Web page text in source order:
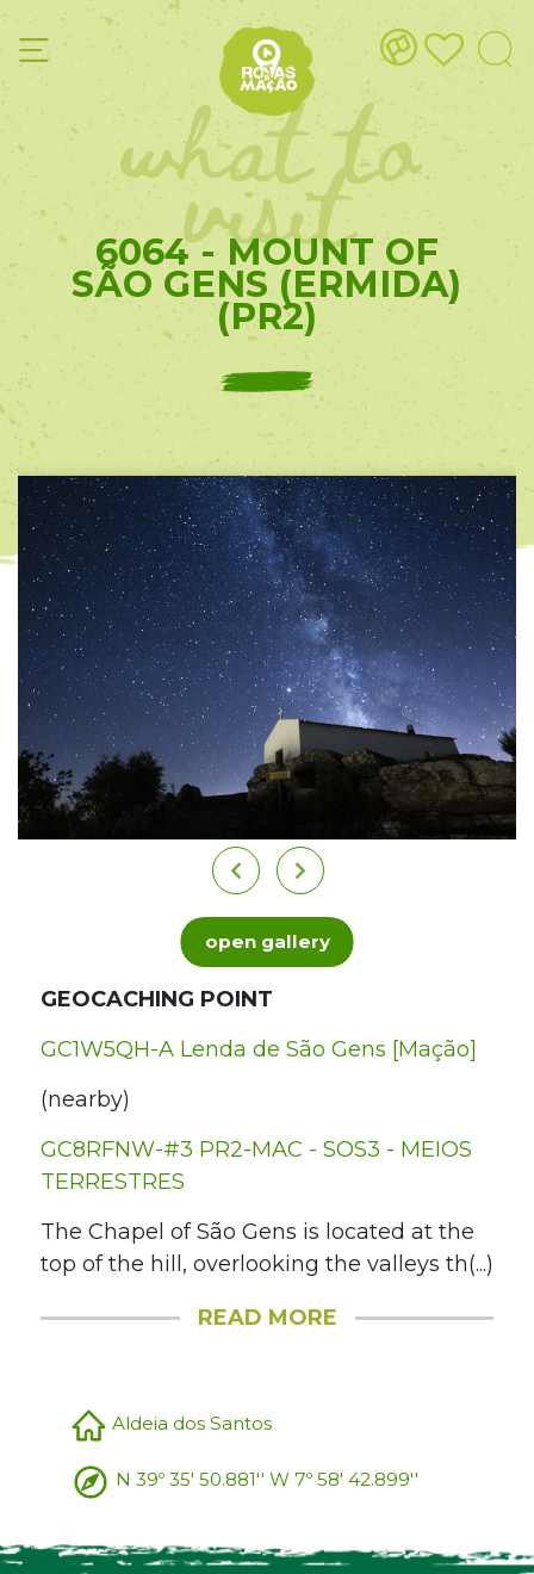
what to
visit
6064 - MOUNT OF
SÃO GENS (ERMIDA)
(PR2)
open gallery
GEOCACHING POINT
GC1W5QH-A Lenda de São Gens [Mação]
(nearby)
GC8RFNW-#3 PR2-MAC - SOS3 - MEIOS
TERRESTRES
The Chapel of São Gens is located at the
top of the hill, overlooking the valleys th(...)
READ MORE
Aldeia dos Santos
N 39º 35' 50.881'' W 7º 58' 42.899''